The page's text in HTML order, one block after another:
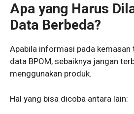
Apa yang Harus
Data Berbeda?
Apabila informasi pada kemasan
data BPOM, sebaiknya jangan
menggunakan produk.
Hal yang bisa dicoba antara lain: